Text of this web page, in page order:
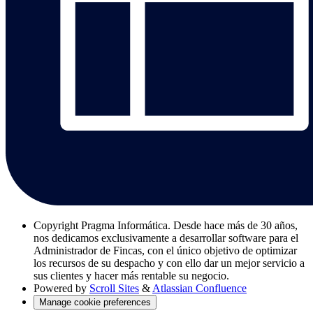
Copyright Pragma Informática. Desde hace más de 30 años,
nos dedicamos exclusivamente a desarrollar software para el
Administrador de Fincas, con el único objetivo de optimizar
los recursos de su despacho y con ello dar un mejor servicio a
sus clientes y hacer más rentable su negocio.
Powered by Scroll Sites &Atlassian Confluence
Manage cookie preferences